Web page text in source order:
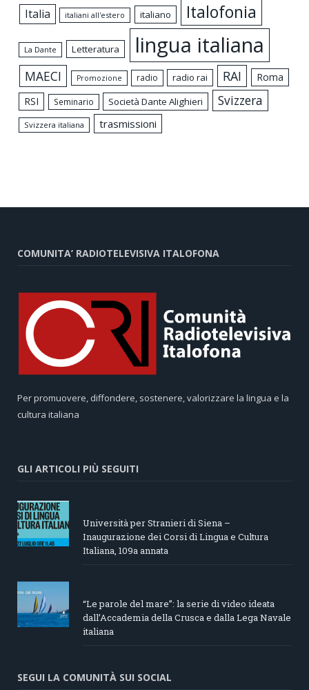
Italia italiani all'estero italiano Italofonia
La Dante Letteratura lingua italiana
MAECI Promozione radio radio rai RAI
Roma
RSI
Seminario Società Dante Alighieri Svizzera
Svizzera italiana trasmissioni
COMUNITA’ RADIOTELEVISIVA ITALOFONA
Per promuovere, diffondere, sostenere, valorizzare la lingua e la
cultura italiana
GLI ARTICOLI PIÙ SEGUITI
Università per Stranieri di Siena –
Inaugurazione dei Corsi di Lingua e Cultura
Italiana, 109a annata
“Le parole del mare”: la serie di video ideata
dall’Accademia della Crusca e dalla Lega Navale
italiana
SEGUI LA COMUNITÀ SUI SOCIAL